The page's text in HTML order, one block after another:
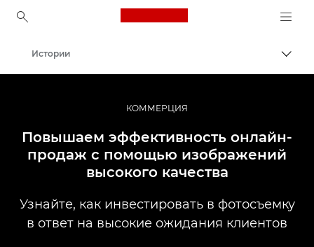
Canon Logo, back to
Профессиональная фото- и видеосъемка
Истории
КОММЕРЦИЯ
Повышаем эффективность онлайн-
продаж с помощью изображений
высокого качества
Узнайте, как инвестировать в фотосъемку
в ответ на высокие ожидания клиентов